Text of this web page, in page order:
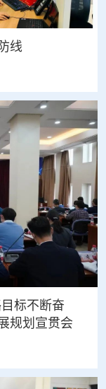
线
标不断奋
规划宣贯会